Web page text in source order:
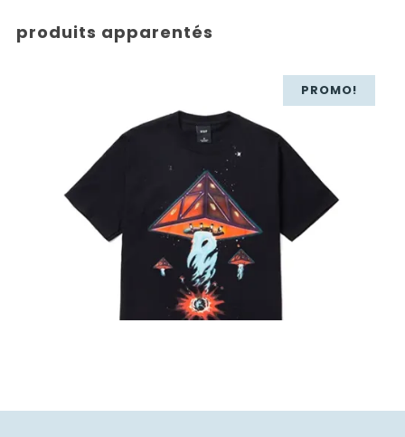
produits apparentés
PROMO!